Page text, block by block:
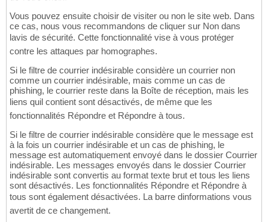
Vous pouvez ensuite choisir de visiter ou non le site web. Dans
ce cas, nous vous recommandons de cliquer sur Non dans
lavis de sécurité. Cette fonctionnalité vise à vous protéger
contre les attaques par homographes.
Si le filtre de courrier indésirable considère un courrier non
comme un courrier indésirable, mais comme un cas de
phishing, le courrier reste dans la Boîte de réception, mais les
liens quil contient sont désactivés, de même que les
fonctionnalités Répondre et Répondre à tous.
Si le filtre de courrier indésirable considère que le message est
à la fois un courrier indésirable et un cas de phishing, le
message est automatiquement envoyé dans le dossier Courrier
indésirable. Les messages envoyés dans le dossier Courrier
indésirable sont convertis au format texte brut et tous les liens
sont désactivés. Les fonctionnalités Répondre et Répondre à
tous sont également désactivées. La barre dinformations vous
avertit de ce changement.